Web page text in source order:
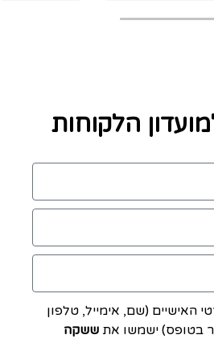
הלקוחות
האישיים (שם, אימייל, טלפון
בטופס) ישמשו את ששקה